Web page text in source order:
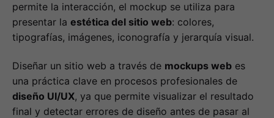
permite la interacción, el mockup se utiliza para
presentar la estética del sitio web: colores,
tipografías, imágenes, iconografía y jerarquía visual.
Diseñar un sitio web a través de mockups web es
una práctica clave en procesos profesionales de
diseño UI/UX, ya que permite visualizar el resultado
final y detectar errores de diseño antes de pasar al